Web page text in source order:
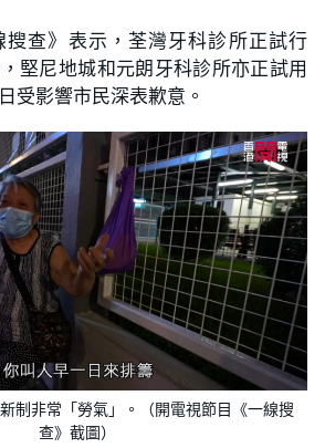
查》表示，荃灣牙科診所正試行
，堅尼地城和元朗牙科診所亦正試用
受影響市民深表歉意。
制非常「勞氣」。（開電視節目《一線搜
查》截圖）